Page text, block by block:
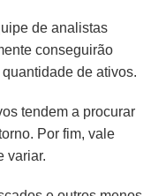
de analistas
conseguirão
de ativos.
tendem a procurar
Por fim, vale
variar.